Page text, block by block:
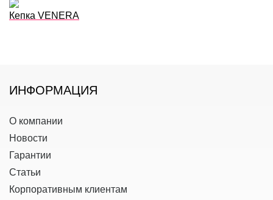
Кепка VENERA
ИНФОРМАЦИЯ
О компании
Новости
Гарантии
Статьи
Корпоративным клиентам